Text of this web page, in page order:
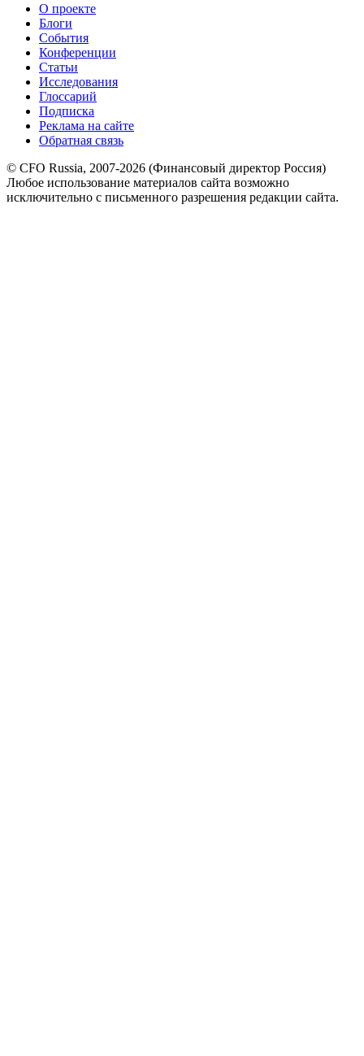
О проекте
Блоги
События
Конференции
Статьи
Исследования
Глоссарий
Подписка
Реклама на сайте
Обратная связь
© CFO Russia, 2007-2026 (Финансовый директор Россия)
Любое использование материалов сайта возможно
исключительно с письменного разрешения редакции сайта.